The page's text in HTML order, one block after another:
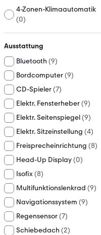
4-Zonen-Klimaautomatik
(0)
Ausstattung
Bluetooth (9)
Bordcomputer(9)
CD-Spieler(7)
Elektr. Fensterheber(9)
Elektr. Seitenspiegel(9)
Elektr. Sitzeinstellung (4)
Freisprecheinrichtung (8)
Head-Up Display(0)
Isofix(8)
Multifunktionslenkrad (9)
Navigationssystem (9)
Regensensor(7)
Schiebedach (2)